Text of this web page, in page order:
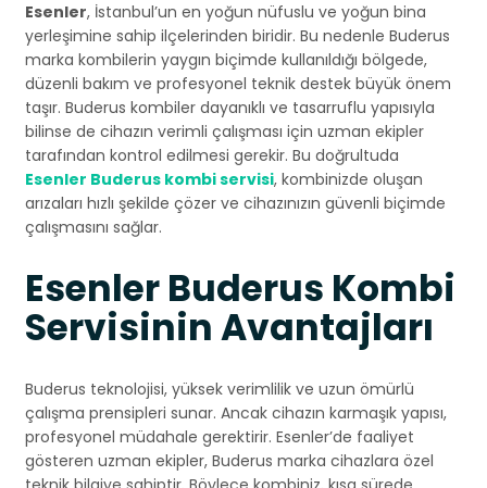
Esenler, İstanbul’un en yoğun nüfuslu ve yoğun bina
yerleşimine sahip ilçelerinden biridir. Bu nedenle Buderus
marka kombilerin yaygın biçimde kullanıldığı bölgede,
düzenli bakım ve profesyonel teknik destek büyük önem
taşır. Buderus kombiler dayanıklı ve tasarruflu yapısıyla
bilinse de cihazın verimli çalışması için uzman ekipler
tarafından kontrol edilmesi gerekir. Bu doğrultuda
Esenler Buderus kombi servisi, kombinizde oluşan
arızaları hızlı şekilde çözer ve cihazınızın güvenli biçimde
çalışmasını sağlar.
Esenler Buderus Kombi
Servisinin Avantajları
Buderus teknolojisi, yüksek verimlilik ve uzun ömürlü
çalışma prensipleri sunar. Ancak cihazın karmaşık yapısı,
profesyonel müdahale gerektirir. Esenler’de faaliyet
gösteren uzman ekipler, Buderus marka cihazlara özel